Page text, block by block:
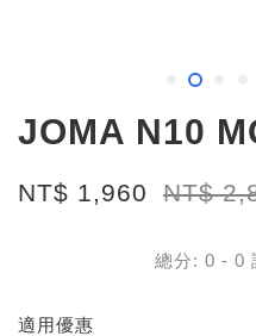
JOMA N10
NT$ 1,960 NT$
總分: 0 - 0
適用優惠